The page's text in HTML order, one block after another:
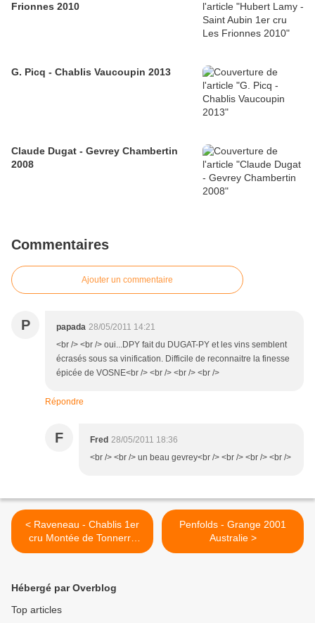
Frionnes 2010
G. Picq - Chablis Vaucoupin 2013
Claude Dugat - Gevrey Chambertin
2008
Commentaires
Ajouter un commentaire
P papada 28/05/2011 14:21
<br /> <br /> oui...DPY fait du DUGAT-PY et les vins semblent
écrasés sous sa vinification. Difficile de reconnaitre la finesse
épicée de VOSNE<br /> <br /> <br /> <br />
Répondre
F Fred 28/05/2011 18:36
<br /> <br /> un beau gevrey<br /> <br /> <br /> <br />
< Raveneau - Chablis 1er
cru Montée de Tonnerre
1996
Penfolds - Grange 2001
Australie >
Hébergé par Overblog
Top articles